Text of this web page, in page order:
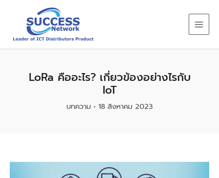
content
LoRa คืออะไร? เกี่ยวข้องอย่างไรกับ
IoT
บทความ• 18 สิงหาคม 2023